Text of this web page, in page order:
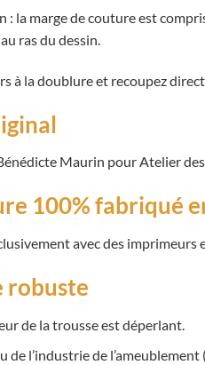
: la marge de couture est
ras du dessin.
à la doublure et recoupez
Maurin pour Atelier
100% fabriqué
avec des
robuste
de la trousse est déperlant.
de l’industrie de